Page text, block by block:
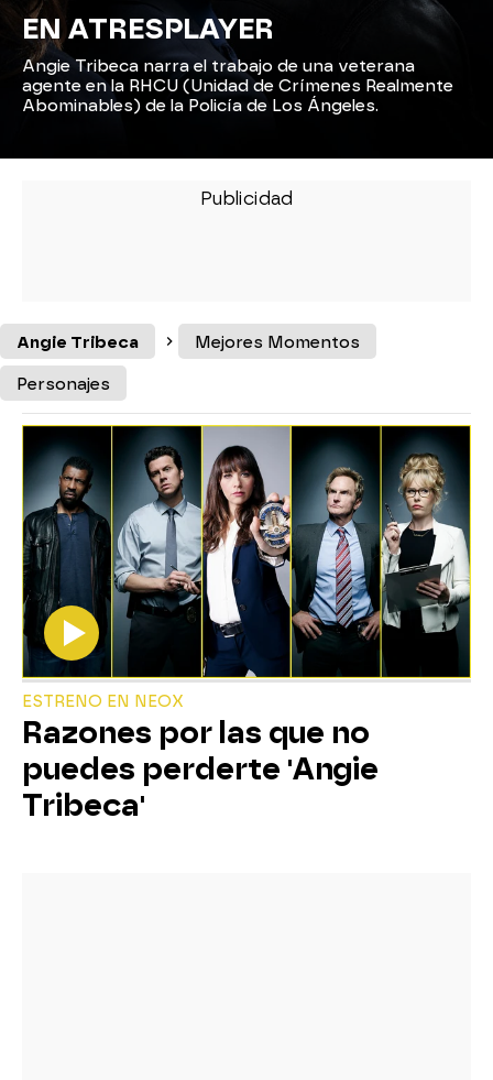
EN ATRESPLAYER
Angie Tribeca narra el trabajo de una veterana
agente en la RHCU (Unidad de Crímenes Realmente
Abominables) de la Policía de Los Ángeles.
Angie Tribeca Mejores Momentos
Personajes
ESTRENO EN NEOX
Razones por las que no
puedes perderte 'Angie
Tribeca'